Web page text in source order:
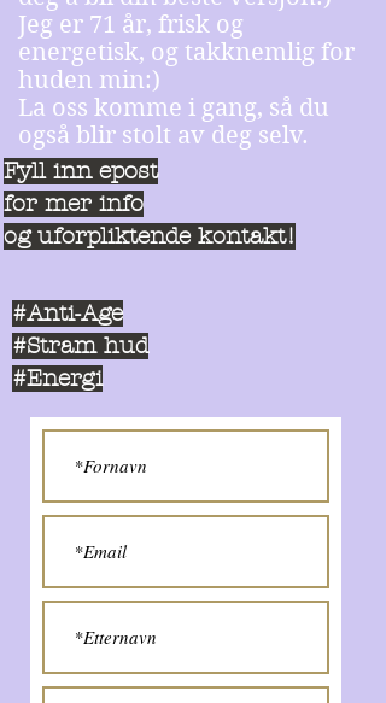
Fyll inn epost
for mer info
og uforpliktende kontakt!
Jeg er 71 år, frisk og
energetisk, og takknemlig for
huden min:)
La oss komme i gang, så du
også blir stolt av deg selv.
#Anti-Age
#Stram hud
#Energi